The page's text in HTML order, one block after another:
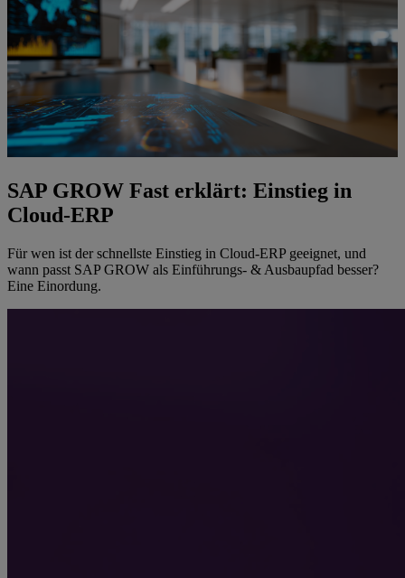
SAP GROW Fast erklärt: Einstieg in
Cloud-ERP
Für wen ist der schnellste Einstieg in Cloud-ERP geeignet, und
wann passt SAP GROW als Einführungs- & Ausbaupfad besser?
Eine Einordung.